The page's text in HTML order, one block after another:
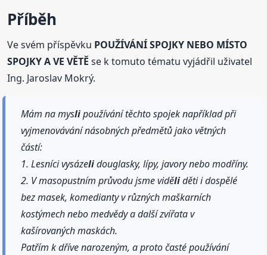
Příběh
Ve svém příspěvku POUŽÍVÁNÍ SPOJKY NEBO MÍSTO
SPOJKY A VE VĚTĚ se k tomuto tématu vyjádřil uživatel
Ing. Jaroslav Mokrý.
Mám na myslipoužívání těchto spojek například při
vyjmenovávání násobných předmětů jako větných
částí:
1. Lesníci vysázelidouglasky, lípy, javory nebo modříny.
2. V masopustním průvodu jsme viděliděti i dospělé
bez masek, komedianty v různých maškarních
kostýmech nebo medvědy a další zvířata v
kašírovaných maskách.
Patřím k dříve narozeným, a proto časté používání